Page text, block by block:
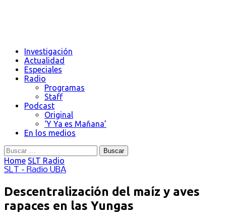
Investigación
Actualidad
Especiales
Radio
Programas
Staff
Podcast
Original
‘Y Ya es Mañana’
En los medios
Buscar:
Home SLT Radio
SLT - Radio UBA
Descentralización del maíz y aves
rapaces en las Yungas